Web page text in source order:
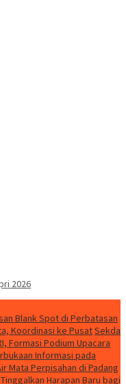
2026
Blank Spot di Perbatasan
Koordinasi ke PusatSekda
Formasi Podium Upacara
Informasi pada
Mata Perpisahan di Padang
Harapan Baru bagi